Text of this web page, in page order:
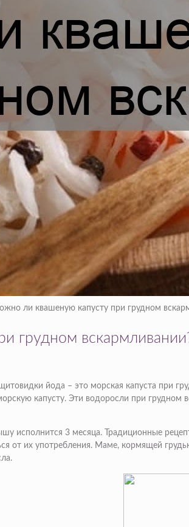
ли квашеную капусту при грудном
грудном
йода – это морская капуста при
капусту. Эти водоросли при
исполнится 3 месяца. Традиционные
от их употребления. Маме, кормящей